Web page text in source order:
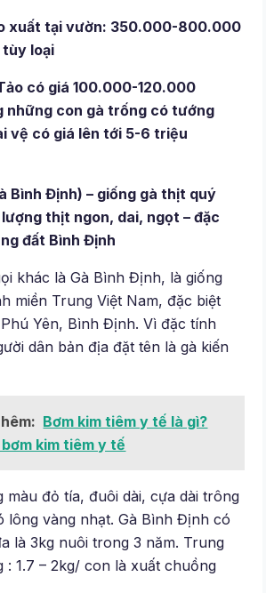
xuất tại vườn: 350.000-800.000
loại
có giá 100.000-120.000
những con gà trống có tướng
vệ có giá lên tới 5-6 triệu
Bình Định) – giống gà thịt quý
thịt ngon, dai, ngọt – đặc
đất Bình Định
khác là Gà Bình Định, là giống
miền Trung Việt Nam, đặc biệt
Yên, Bình Định. Vì đặc tính
dân bản địa đặt tên là gà kiến
Bơm kim tiêm y tế là gì?
kim tiêm y tế
màu đỏ tía, đuôi dài, cựa dài trông
lông vàng nhạt. Gà Bình Định có
là 3kg nuôi trong 3 năm. Trung
: 1.7 – 2kg/ con là xuất chuồng